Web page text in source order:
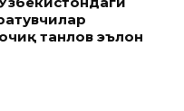
танлов эълон